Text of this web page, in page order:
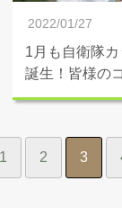
2022/01/27
1月も自衛隊
誕生！皆様の
1 2 3